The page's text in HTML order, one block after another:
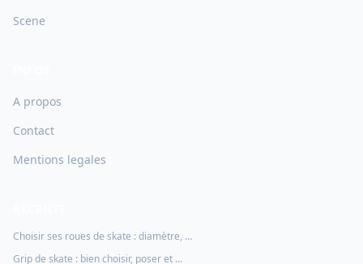
Scene
A propos
Contact
Mentions legales
Choisir ses roues de skate : diamètre, …
Grip de skate : bien choisir, poser et …